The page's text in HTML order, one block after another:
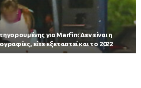
για Marfin: Δεν είναι η
είχε εξεταστεί και το 2022